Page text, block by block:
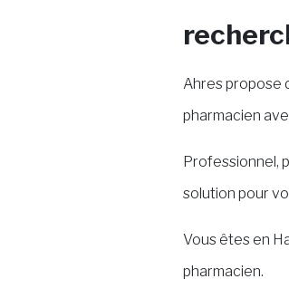
Ahres propose
pharmacien
Professionnel,
solution pour
Vous êtes en
pharmacien.